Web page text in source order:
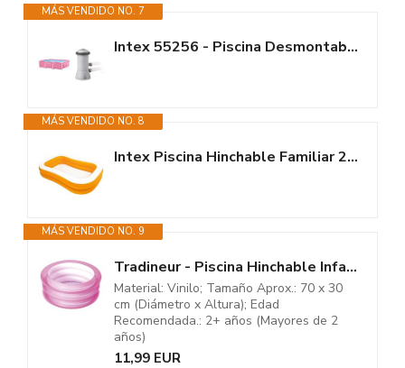
MÁS VENDIDO NO. 7
Intex 55256 - Piscina Desmontable Small Frame Familiar Rosa 220x150x60cm &...
MÁS VENDIDO NO. 8
Intex Piscina Hinchable Familiar 236x157x48 (cm)
MÁS VENDIDO NO. 9
Tradineur - Piscina Hinchable Infantil de 3 Aros - Fabricado en Vinilo...
Material: Vinilo; Tamaño Aprox.: 70 x 30
cm (Diámetro x Altura); Edad
Recomendada.: 2+ años (Mayores de 2
años)
11,99 EUR